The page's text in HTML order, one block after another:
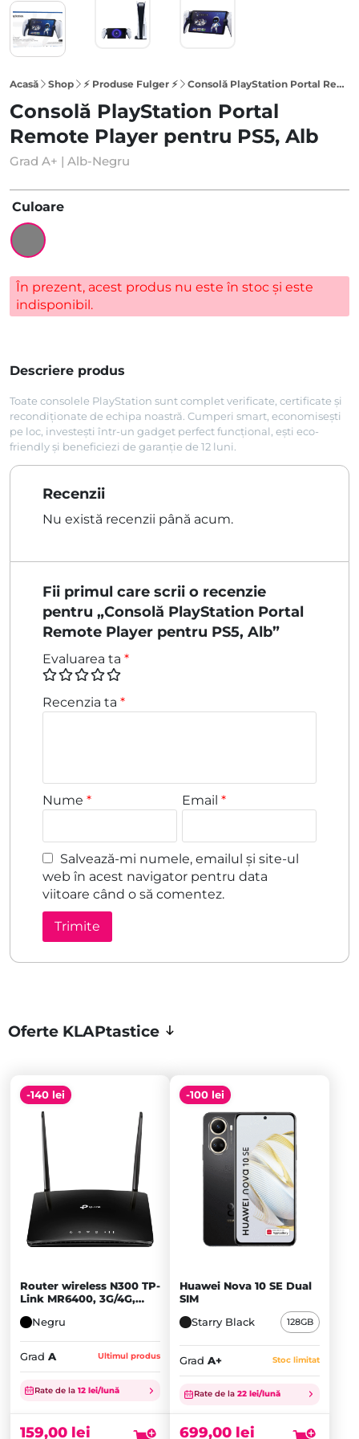
Acasă Shop ⚡ Produse Fulger ⚡ Consolă PlayStation Portal Remote Player pentru PS5, Alb
Consolă PlayStation Portal
Remote Player pentru PS5, Alb
Grad A+ | Alb-Negru
Culoare
În prezent, acest produs nu este în stoc și este
indisponibil.
Descriere produs
Toate consolele PlayStation sunt complet verificate, certificate și
recondiționate de echipa noastră. Cumperi smart, economisești
pe loc, investești într-un gadget perfect funcțional, ești eco-
friendly și beneficiezi de garanție de 12 luni.
Recenzii
Nu există recenzii până acum.
Fii primul care scrii o recenzie
pentru „Consolă PlayStation Portal
Remote Player pentru PS5, Alb”
Evaluarea ta *
Recenzia ta *
Nume * Email*
Salvează-mi numele, emailul și site-ul
web în acest navigator pentru data
viitoare când o să comentez.
Oferte KLAPtastice
-140 lei
Router wireless N300 TP-
Link MR6400, 3G/4G,
Negru
Grad A Ultimul produs
Rate de la 12 lei/lună
Prețul
inițial
fost:
159,00 lei
Prețul
este:
-100 lei
Huawei Nova 10 SE Dual
SIM
Starry Black
128GB
Grad A+ Stoc limitat
Rate de la 22 lei/lună
Prețul
inițial
fost:
699,00 lei
Prețul
este: